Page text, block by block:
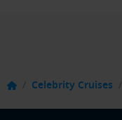
/ Celebrity Cruises /